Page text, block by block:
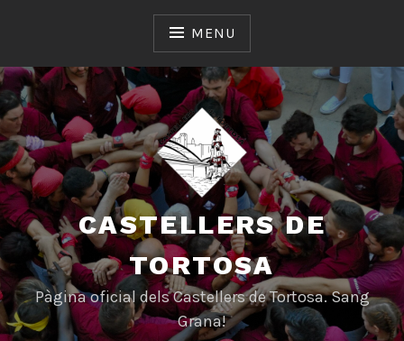
MENU
CASTELLERS DE
TORTOSA
Pàgina oficial dels Castellers de Tortosa. Sang
Grana!